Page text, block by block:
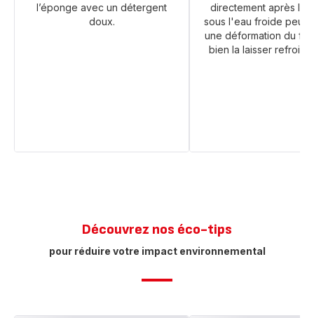
l’éponge avec un détergent
doux.
directement après la
sous l'eau froide peut
une déformation du
bien la laisser refroidir
Découvrez nos éco-tips
pour réduire votre impact environnemental